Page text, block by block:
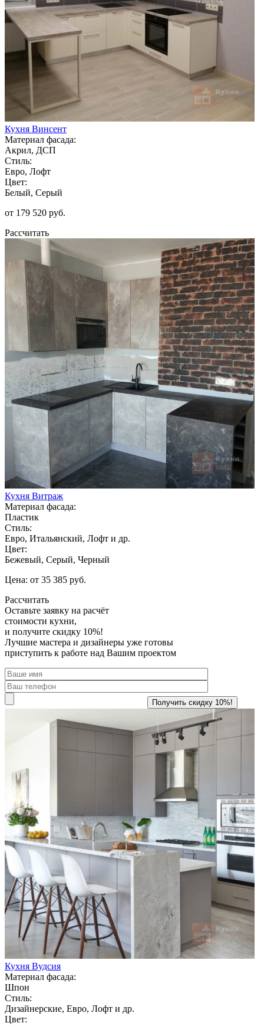
Кухня Винсент
Материал фасада:
Акрил, ДСП
Стиль:
Евро, Лофт
Цвет:
Белый, Серый
от 179 520 руб.
Рассчитать
Кухня Витраж
Материал фасада:
Пластик
Стиль:
Евро, Итальянский, Лофт и др.
Цвет:
Бежевый, Серый, Черный
Цена: от 35 385 руб.
Рассчитать
Оставьте заявку на расчёт
стоимости кухни,
и получите скидку 10%!
Лучшие мастера и дизайнеры уже готовы
приступить к работе над Вашим проектом
Кухня Вудсия
Материал фасада:
Шпон
Стиль:
Дизайнерские, Евро, Лофт и др.
Цвет: